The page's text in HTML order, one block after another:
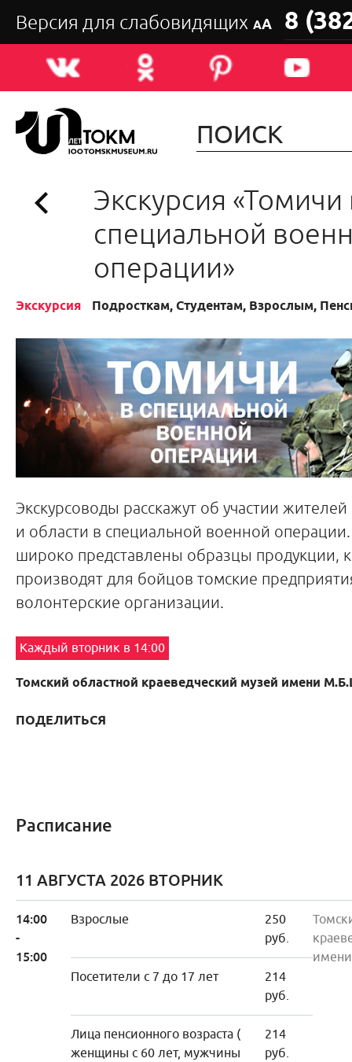
Версия для слабовидящих АА 8
Экскурсия «Томичи
специальной
операции»
Экскурсия Подросткам, Студентам, Взрослым,
Экскурсоводы расскажут об участии
и области в специальной военной
широко представлены образцы продукции,
производят для бойцов томские
волонтерские организации.
Каждый вторник в 14:00
Томский областной краеведческий музей имени
ПОДЕЛИТЬСЯ
Расписание
11 АВГУСТА 2026 ВТОРНИК
14:00
-
15:00
Взрослые
250
руб.
Посетители с 7 до 17 лет
214
руб.
Лица пенсионного возраста (
женщины с 60 лет, мужчины
214
руб.